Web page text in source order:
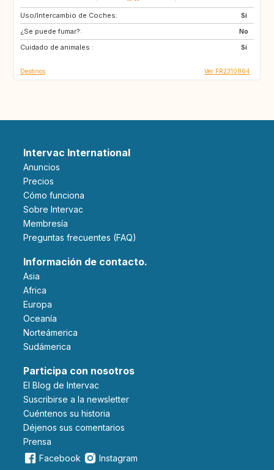
Uso/Intercambio de Coches:
Si
¿Se puede fumar?:
No
Cuidado de animales :
Si
ES
PT
Destinos Ver FR2310864
Intervac International
Anuncios
Precios
Cómo funciona
Sobre Intervac
Membresía
Preguntas frecuentes (FAQ)
Información de contacto.
Asia
Africa
Europa
Oceanía
Norteámerica
Sudámerica
Participa con nosotros
El Blog de Intervac
Suscribirse a la newsletter
Cuéntenos su historia
Déjenos sus comentarios
Prensa
Facebook
Instagram